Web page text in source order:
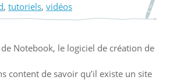
, tutoriels, vidéos
Notebook, le logiciel de création de
content de savoir qu’il existe un site